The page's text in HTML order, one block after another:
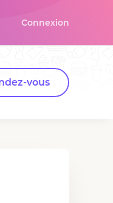
Connexion
vous